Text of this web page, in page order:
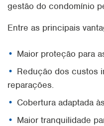
gestão do condomínio
Entre as principais
Maior proteção para
Redução dos custos
reparações.
Cobertura adaptada
Maior tranquilidade